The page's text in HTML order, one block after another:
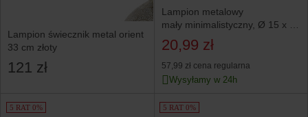
Lampion świecznik metal orient
33 cm złoty
121 zł
Lampion metalowy
mały minimalistyczny, Ø 15 x 13
cm
20,99 zł
57,99 zł cena regularna
Wysyłamy w 24h
5 RAT 0% 5 RAT 0%